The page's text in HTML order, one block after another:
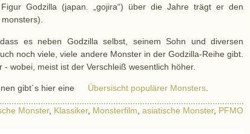
Godzilla (japan. „gojira“) über die Jahre trägt er den
monsters).
es neben Godzilla selbst, seinem Sohn und diversen
noch viele, viele andere Monster in der Godzilla-Reihe gibt.
wobei, meist ist der Verschleiß wesentlich höher.
gibt´s hier eine Übersischt populärer Monsters
Monster, Klassiker, Monsterfilm,asiatische Monster, PFMO